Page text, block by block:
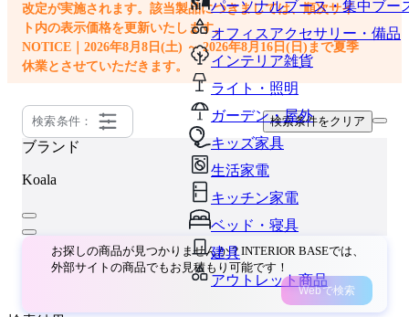
パーソナルブース・集中ブー
オフィスアクセサリー・備品
インテリア雑貨
ライト・照明
ガーデン・屋外
キッズ家具
生活家電
キッチン家電
ベッド・寝具
建具
アウトレット商品
改定が実施されます。該当製品につきましては、順次サイ
ト内の表示価格を更新いたします。
NOTICE｜2026年8月8日(土) ～ 2026年8月16日(日)まで夏季
休業とさせていただきます。
検索条件： 検索条件をクリア
ブランド
Koala
お探しの商品が見つかりませんか？INTERIOR BASEでは、
外部サイトの商品でもお見積もり可能です！
Webで検索